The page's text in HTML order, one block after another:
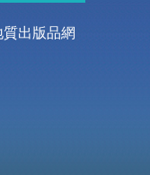
質出版品網